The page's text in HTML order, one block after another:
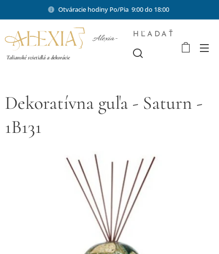
Otváracie hodiny Po/Pia 9:00 do 18:00
Alexia-
Talianské svietidlá a dekorácie
HĽADAŤ
Dekoratívna guľa - Saturn -
1B131